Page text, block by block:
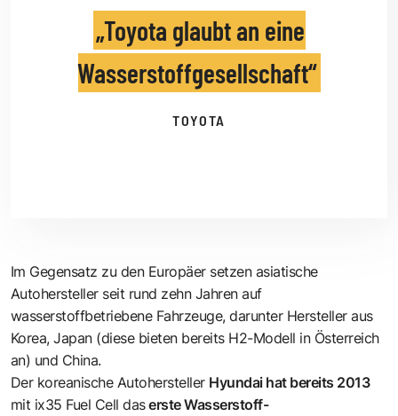
Toyota glaubt an eine
Wasserstoffgesellschaft
TOYOTA
Im Gegensatz zu den Europäer setzen asiatische
Autohersteller seit rund zehn Jahren auf
wasserstoffbetriebene Fahrzeuge, darunter Hersteller aus
Korea, Japan (diese bieten bereits H2-Modell in Österreich
an) und China.
Der koreanische Autohersteller Hyundai hat bereits 2013
mit ix35 Fuel Cell daserste Wasserstoff-